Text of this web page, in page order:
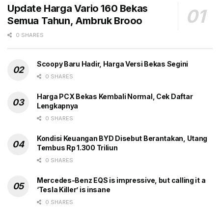
Update Harga Vario 160 Bekas
Semua Tahun, Ambruk Brooo
0 SHARES
Scoopy Baru Hadir, Harga Versi Bekas Segini
0 SHARES
Harga PCX Bekas Kembali Normal, Cek Daftar
Lengkapnya
0 SHARES
Kondisi Keuangan BYD Disebut Berantakan, Utang
Tembus Rp 1.300 Triliun
0 SHARES
Mercedes-Benz EQS is impressive, but calling it a
‘Tesla Killer’ is insane
0 SHARES